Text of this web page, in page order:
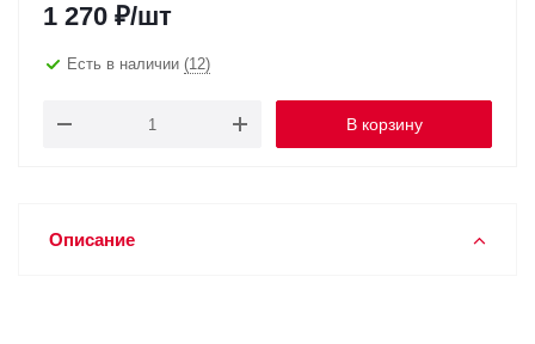
1 270 ₽/шт
Есть в наличии (12)
В корзину
Описание